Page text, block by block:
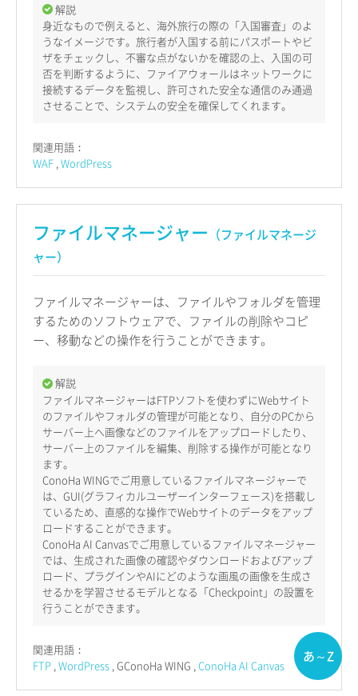
解説
身近なもので例えると、海外旅行の際の「入国審査」のよ
うなイメージです。旅行者が入国する前にパスポートやビ
ザをチェックし、不審な点がないかを確認の上、入国の可
否を判断するように、ファイアウォールはネットワークに
接続するデータを監視し、許可された安全な通信のみ通過
させることで、システムの安全を確保してくれます。
関連用語：
WAF WordPress
ファイルマネージャー （ファイルマネージ
ャー）
ファイルマネージャーは、ファイルやフォルダを管理
するためのソフトウェアで、ファイルの削除やコピ
ー、移動などの操作を行うことができます。
解説
ファイルマネージャーはFTPソフトを使わずにWebサイト
のファイルやフォルダの管理が可能となり、自分のPCから
サーバー上へ画像などのファイルをアップロードしたり、
サーバー上のファイルを編集、削除する操作が可能となり
ます。
ConoHa WINGでご用意しているファイルマネージャーで
は、GUI(グラフィカルユーザーインターフェース)を搭載し
ているため、直感的な操作でWebサイトのデータをアップ
ロードすることができます。
ConoHa AI Canvasでご用意しているファイルマネージャー
では、生成された画像の確認やダウンロードおよびアップ
ロード、プラグインやAIにどのような画風の画像を生成さ
せるかを学習させるモデルとなる「Checkpoint」の設置を
行うことができます。
関連用語：
FTP WordPress GConoHa WING ConoHa AI Canvas
あ～Z